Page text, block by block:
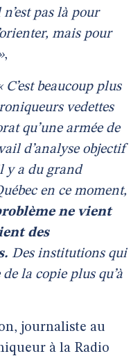
pas là pour
mais pour
,
C’est beaucoup plus
vedettes
qu’une armée de
d’analyse objectif
y a du grand
en ce moment,
ne vient
des
Des institutions qui
la copie plus qu’à
journaliste au
à la Radio